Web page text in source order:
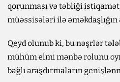
qorunması və təbliği
müəssisələri ilə
Qeyd olunub ki, bu nəşrlər
mühüm elmi mənbə rolunu
bağlı araşdırmaların